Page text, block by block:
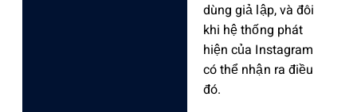
dùng giả lập, và đôi
khi hệ thống phát
hiện của Instagram
có thể nhận ra điều
đó.